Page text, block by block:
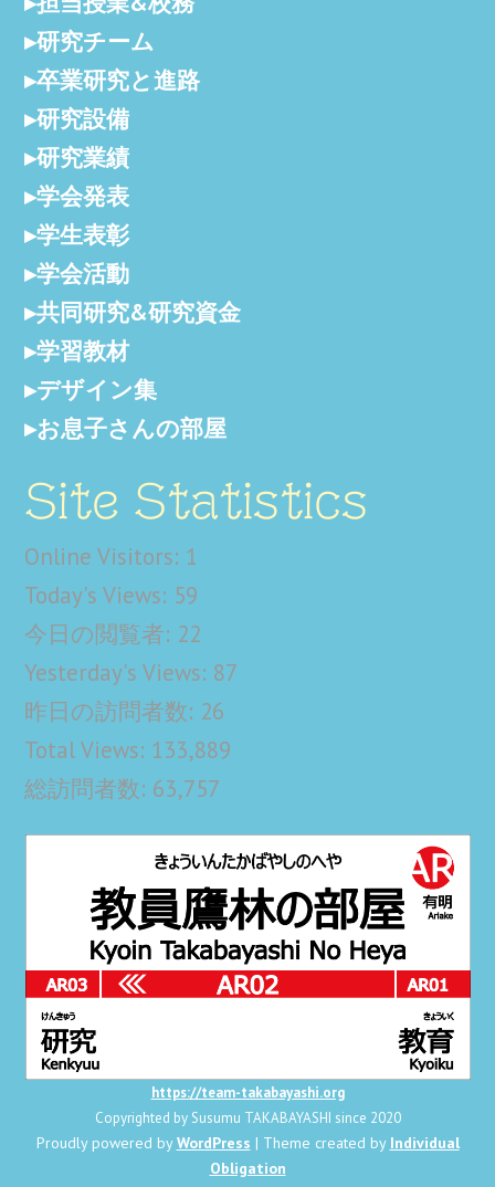
研究チーム
卒業研究と進路
研究設備
研究業績
学会発表
学生表彰
学会活動
共同研究&研究資金
学習教材
デザイン集
お息子さんの部屋
Site Statistics
Online Visitors: 1
Today's Views: 59
今日の閲覧者: 22
Yesterday's Views: 87
昨日の訪問者数: 26
Total Views: 133,889
総訪問者数: 63,757
https://team-takabayashi.org
Copyrighted by Susumu TAKABAYASHI since 2020
Proudly powered byWordPress | Theme created by Individual
Obligation